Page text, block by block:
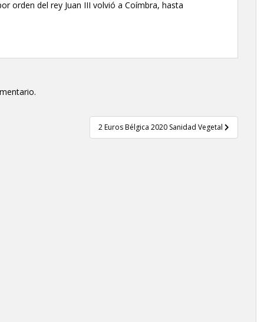
orden del rey Juan III volvió a Coímbra, hasta
2 Euros Bélgica 2020 Sanidad Vegetal